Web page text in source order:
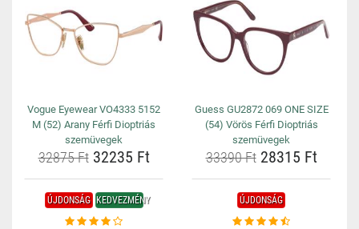
Vogue Eyewear VO4333 5152
M (52) Arany Férfi Dioptriás
szemüvegek
32875 Ft32235 Ft
Guess GU2872 069 ONE SIZE
(54) Vörös Férfi Dioptriás
szemüvegek
33390 Ft28315 Ft
ÚJDONSÁG KEDVEZMÉNY ÚJDONSÁG